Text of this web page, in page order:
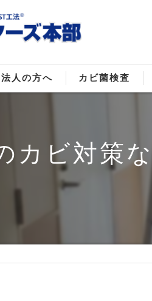
り
法人の方へ
倉庫･工場のカビ取り
カビ菌検査
カビ対策